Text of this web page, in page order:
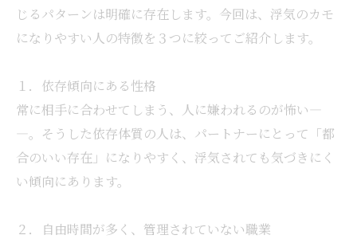
じるパターンは明確に存在します。今回は、浮気のカモ
になりやすい人の特徴を３つに絞ってご紹介します。
１．依存傾向にある性格
常に相手に合わせてしまう、人に嫌われるのが怖い—
—。そうした依存体質の人は、パートナーにとって「都
合のいい存在」になりやすく、浮気されても気づきにく
い傾向にあります。
２．自由時間が多く、管理されていない職業